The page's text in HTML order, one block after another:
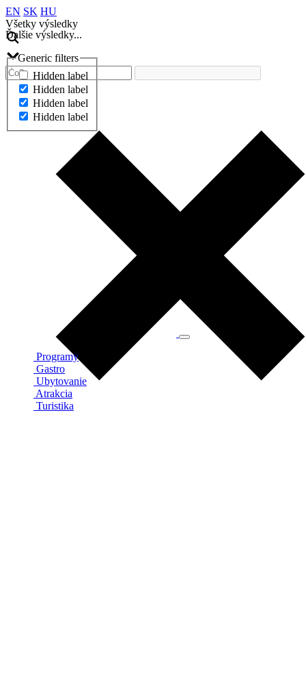
EN SK HU
Všetky výsledky
Ďalšie výsledky...
Generic filters
Hidden label
Hidden label
Hidden label
Hidden label
Ďalšie výsledky...
Programy
Gastro
Ubytovanie
Atrakcia
Turistika